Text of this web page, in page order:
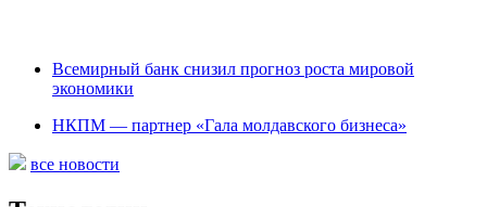
Всемирный банк снизил прогноз роста мировой
экономики
НКПМ — партнер «Гала молдавского бизнеса»
все новости